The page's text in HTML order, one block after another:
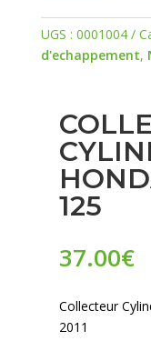
UGS : 0001004
d'echappement,
125
37.00€
Collecteur
2011